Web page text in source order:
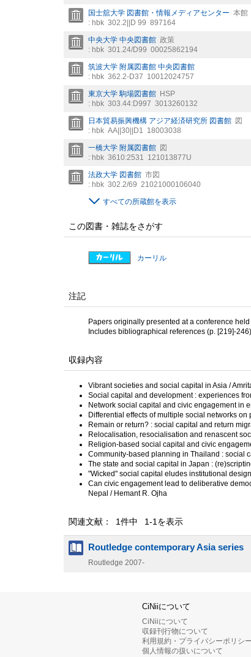
国士舘大学 図書館・情報メディアセンター 本館
: hbk 302.2||D 99 897164
中央大学 中央図書館 政策
: hbk 301.24/D99 00025862194
筑波大学 附属図書館 中央図書館
: hbk 362.2-D37 10012024757
東京大学 駒場図書館 HSP
: hbk 303.44:D997 3013260132
日本貿易振興機構 アジア経済研究所 図書館 図
: hbk AA||30||D1 18003038
一橋大学 附属図書館 図
: hbk 3610:2531 121013877U
法政大学 図書館 市図
: hbk 302.2/69 21021000106040
すべての所蔵館を表示
この図書・雑誌をさがす
カーリル
注記
Papers originally presented at a conference
Includes bibliographical references (p. [219]-
収録内容
Vibrant societies and social capital in Asia /
Social capital and development : experiences
Network social capital and civic engagement in
Differential effects of multiple social networks
Remain or return? : social capital and return
Relocalisation, resocialisation and renascent
Religion-based social capital and civic
Community-based planning in Thailand : social
The state and social capital in Japan :
"Wicked" social capital eludes institutional
Can civic engagement lead to deliberative
Nepal / Hemant R. Ojha
関連文献： 1件中 1-1を表示
Routledge contemporary Asia series
Routledge 2007-
CiNiiについて
CiNiiについて
収録刊行物について
利用規約・プライバシーポリシー
個人情報の扱いについて